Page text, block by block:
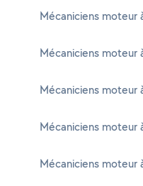
Mécaniciens moteur
Mécaniciens moteur
Mécaniciens moteur
Mécaniciens moteur
Mécaniciens moteur